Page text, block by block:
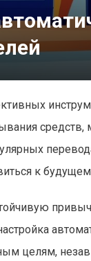
средств,
к
целям,